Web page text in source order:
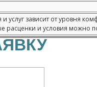
услуг зависит от уровня
расценки и условия можно